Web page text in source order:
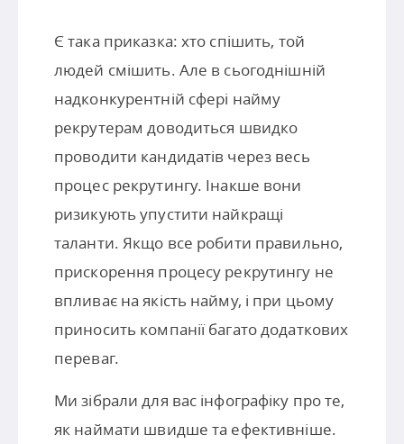
Є така приказка: хто спішить, той
людей смішить. Але в сьогоднішній
надконкурентній сфері найму
рекрутерам доводиться швидко
проводити кандидатів через весь
процес рекрутингу. Інакше вони
ризикують упустити найкращі
таланти. Якщо все робити правильно,
прискорення процесу рекрутингу не
впливає на якість найму, і при цьому
приносить компанії багато додаткових
переваг.
Ми зібрали для вас інфографіку про те,
як наймати швидше та ефективніше.